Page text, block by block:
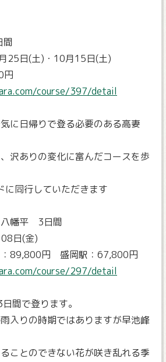
間
25日(土)・10月15日(土)
円
course/397/detail
に日帰りで登る必要のある高妻
沢ありの変化に富んだコースを歩
同行していただきます
幡平 3日間
日(金)
：89,800円 盛岡駅：67,800円
course/297/detail
間で登ります。
入りの時期ではありますが早池峰
ことのできない花が咲き乱れる季